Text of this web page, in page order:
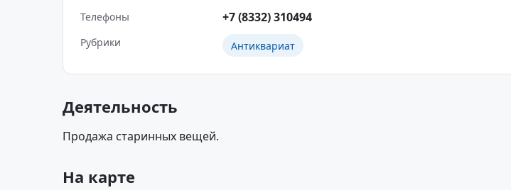
Телефоны +7 (8332) 310494
Рубрики Антиквариат
Деятельность
Продажа старинных вещей.
На карте